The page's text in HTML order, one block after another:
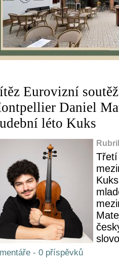
Eurovizní
Daniel
léto Kuks
- 0 příspěvků